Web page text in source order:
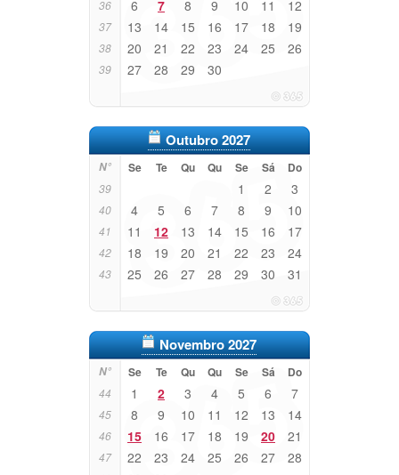
36 6 7 8 9 10 11 12
37 13 14 15 16 17 18 19
38 20 21 22 23 24 25 26
39 27 28 29 30
Outubro 2027
N° Se Te Qu Qu Se Sá Do
39 1 2 3
40 4 5 6 7 8 9 10
41 11 12 13 14 15 16 17
42 18 19 20 21 22 23 24
43 25 26 27 28 29 30 31
Novembro 2027
N° Se Te Qu Qu Se Sá Do
44 1 2 3 4 5 6 7
45 8 9 10 11 12 13 14
46 15 16 17 18 19 20 21
47 22 23 24 25 26 27 28